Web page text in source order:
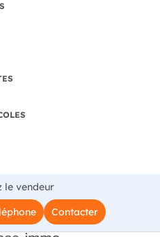
le vendeur
Contacter